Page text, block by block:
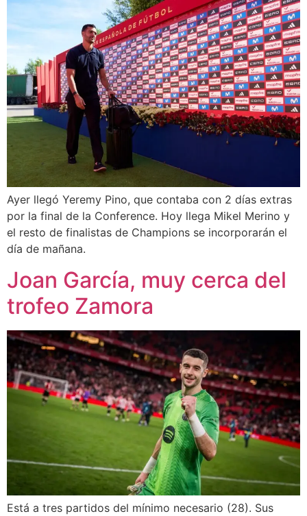
Ayer llegó Yeremy Pino, que contaba con 2 días extras
por la final de la Conference. Hoy llega Mikel Merino y
el resto de finalistas de Champions se incorporarán el
día de mañana.
Joan García, muy cerca del
trofeo Zamora
Está a tres partidos del mínimo necesario (28). Sus